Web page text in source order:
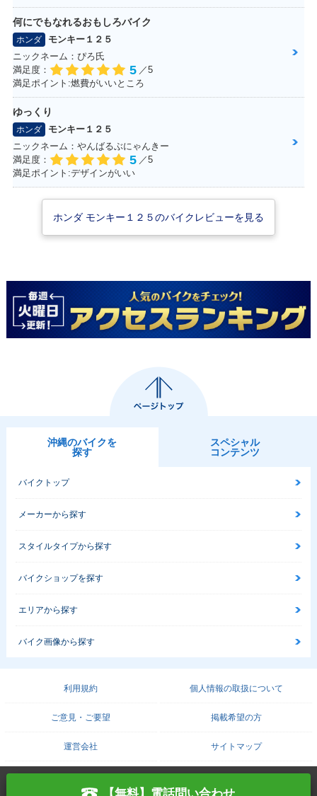
何にでもなれるおもしろバイク
ホンダ
モンキー１２５
ニックネーム：ぴろ氏
満足度：
5 ／5
満足ポイント:燃費がいいところ
ゆっくり
ホンダ
モンキー１２５
ニックネーム：やんばるぶにゃんきー
満足度：
5 ／5
満足ポイント:デザインがいい
ホンダ モンキー１２５のバイクレビューを見る
沖縄のバイクを
探す
スペシャル
コンテンツ
バイクトップ
メーカーから探す
スタイルタイプから探す
バイクショップを探す
エリアから探す
バイク画像から探す
利用規約 個人情報の取扱について
ご意見・ご要望 掲載希望の方
運営会社 サイトマップ
PROTO SOLUTION. ALL RIGHTS RESERVED.